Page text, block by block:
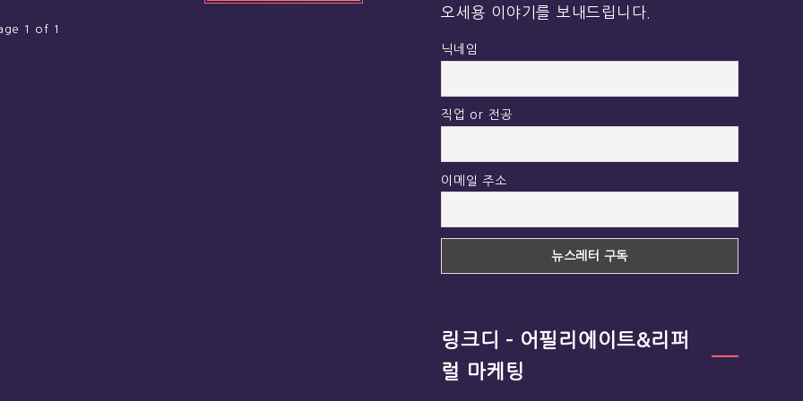
1 of 1
오세용 이야기를 보내드립니다.
닉네임
직업 or 전공
이메일 주소
링크디 – 어필리에이트&리퍼
럴 마케팅